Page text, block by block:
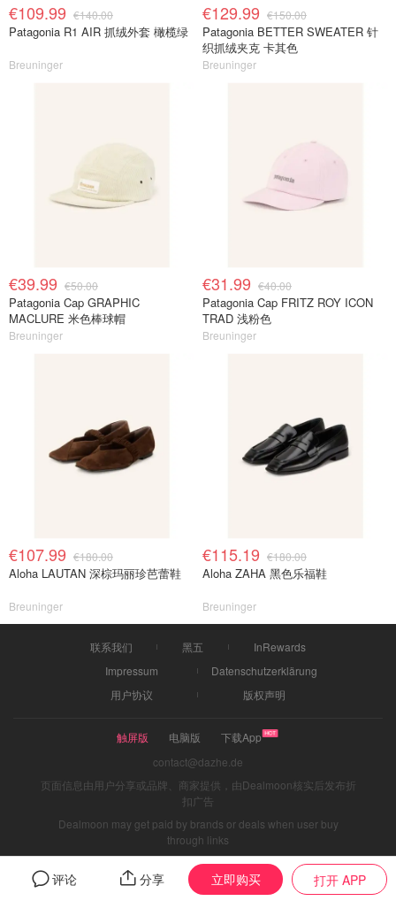
€109.99 €140.00
Patagonia R1 AIR 抓绒外套 橄榄绿
Breuninger
€129.99 €150.00
Patagonia BETTER SWEATER 针
织抓绒夹克 卡其色
Breuninger
€39.99 €50.00
Patagonia Cap GRAPHIC
MACLURE 米色棒球帽
Breuninger
€31.99 €40.00
Patagonia Cap FRITZ ROY ICON
TRAD 浅粉色
Breuninger
€107.99 €180.00
Aloha LAUTAN 深棕玛丽珍芭蕾鞋
Breuninger
€115.19 €180.00
Aloha ZAHA 黑色乐福鞋
Breuninger
评论 分享 立即购买 打开 APP
联系我们 黑五
InRewards
Impressum
Datenschutzerklärung
用户协议
版权声明
触屏版 电脑版
下载App
contact@dazhe.de
页面信息由用户分享或品牌、商家提供，由Dealmoon核实后发布折
扣广告
Dealmoon may get paid by brands or deals when user buy
through links